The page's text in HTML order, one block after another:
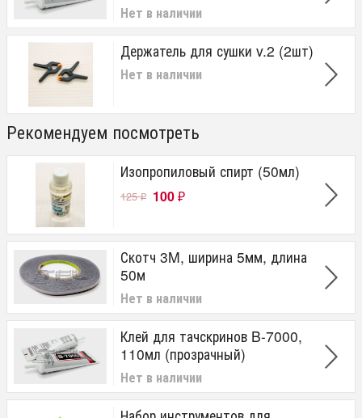
Нет в наличии
Держатель для сушки v.2 (2шт)
Нет в наличии
Рекомендуем посмотреть
Изопропиловый спирт (50мл)
125₽ 100 ₽
Скотч 3M, ширина 5мм, длина
50м
Нет в наличии
Клей для тачскринов B-7000,
110мл (прозрачный)
Нет в наличии